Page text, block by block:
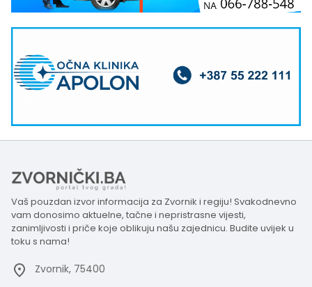
Vaš pouzdan izvor informacija za Zvornik i regiju! Svakodnevno
vam donosimo aktuelne, tačne i nepristrasne vijesti,
zanimljivosti i priče koje oblikuju našu zajednicu. Budite uvijek u
toku s nama!
Zvornik, 75400